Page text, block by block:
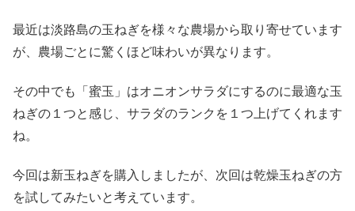
最近は淡路島の玉ねぎを様々な農場から取り寄せています
が、農場ごとに驚くほど味わいが異なります。
その中でも「蜜玉」はオニオンサラダにするのに最適な玉
ねぎの１つと感じ、サラダのランクを１つ上げてくれます
ね。
今回は新玉ねぎを購入しましたが、次回は乾燥玉ねぎの方
を試してみたいと考えています。